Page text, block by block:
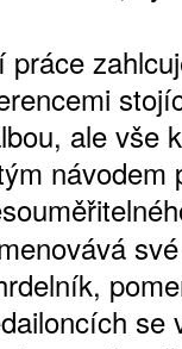
práce
ale vše
návodem
se